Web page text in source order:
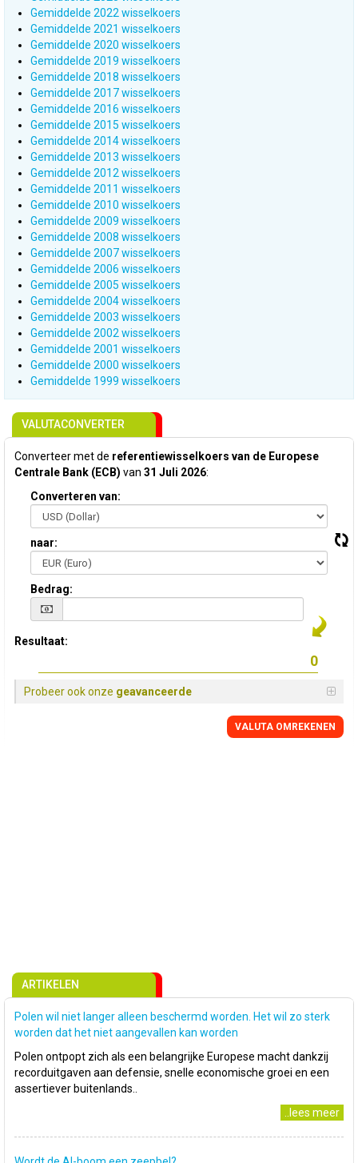
Gemiddelde 2022 wisselkoers
Gemiddelde 2021 wisselkoers
Gemiddelde 2020 wisselkoers
Gemiddelde 2019 wisselkoers
Gemiddelde 2018 wisselkoers
Gemiddelde 2017 wisselkoers
Gemiddelde 2016 wisselkoers
Gemiddelde 2015 wisselkoers
Gemiddelde 2014 wisselkoers
Gemiddelde 2013 wisselkoers
Gemiddelde 2012 wisselkoers
Gemiddelde 2011 wisselkoers
Gemiddelde 2010 wisselkoers
Gemiddelde 2009 wisselkoers
Gemiddelde 2008 wisselkoers
Gemiddelde 2007 wisselkoers
Gemiddelde 2006 wisselkoers
Gemiddelde 2005 wisselkoers
Gemiddelde 2004 wisselkoers
Gemiddelde 2003 wisselkoers
Gemiddelde 2002 wisselkoers
Gemiddelde 2001 wisselkoers
Gemiddelde 2000 wisselkoers
Gemiddelde 1999 wisselkoers
VALUTACONVERTER
Converteer met de referentiewisselkoers van de Europese
Centrale Bank (ECB) van 31 Juli 2026:
Converteren van:
naar:
Bedrag:
Resultaat:
Probeer ook onze geavanceerde
VALUTA OMREKENEN
ARTIKELEN
Polen wil niet langer alleen beschermd worden. Het wil zo sterk
worden dat het niet aangevallen kan worden
Polen ontpopt zich als een belangrijke Europese macht dankzij
recorduitgaven aan defensie, snelle economische groei en een
assertiever buitenlands..
..lees meer